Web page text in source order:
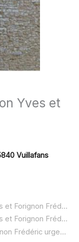
Yves et
Vuillafans
Médecin Cabinet Médical Gamelon Yves et Forignon Frédéric à domicile :
Médecin Cabinet Médical Gamelon Yves et Forignon Frédéric ouvert dimanche :
Cabinet Médical Gamelon Yves et Forignon Frédéric urgence à domicile ou SOS médecin :